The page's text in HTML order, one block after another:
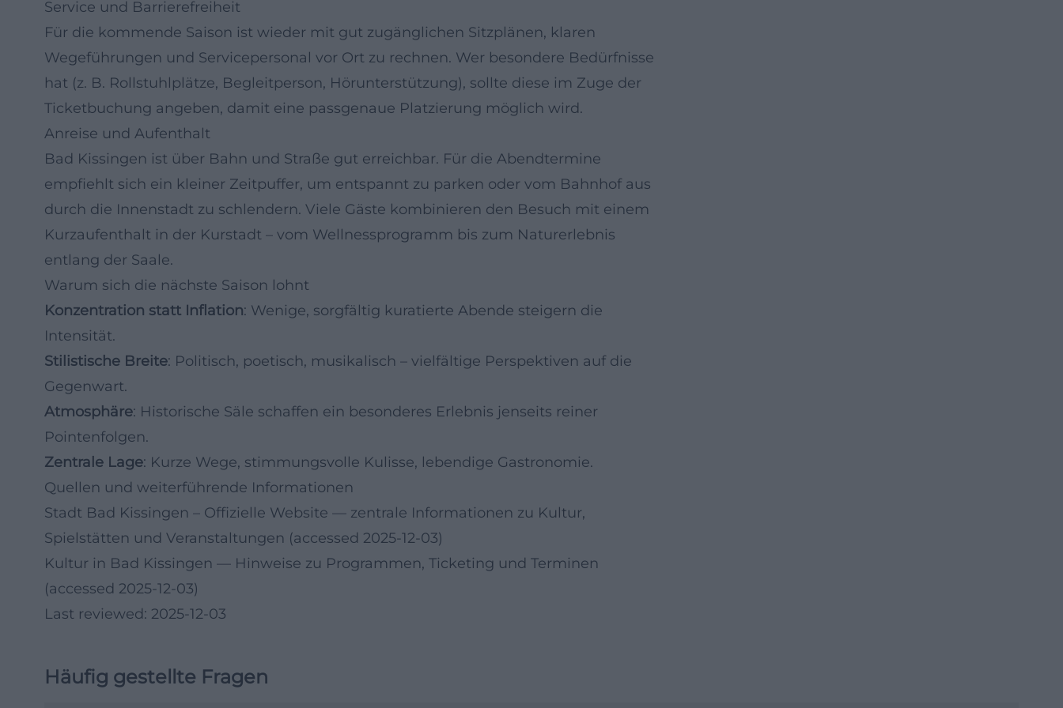
Service und Barrierefreiheit
Für die kommende Saison ist wieder mit gut zugänglichen Sitzplänen, klaren
Wegeführungen und Servicepersonal vor Ort zu rechnen. Wer besondere Bedürfnisse
hat (z. B. Rollstuhlplätze, Begleitperson, Hörunterstützung), sollte diese im Zuge der
Ticketbuchung angeben, damit eine passgenaue Platzierung möglich wird.
Anreise und Aufenthalt
Bad Kissingen ist über Bahn und Straße gut erreichbar. Für die Abendtermine
empfiehlt sich ein kleiner Zeitpuffer, um entspannt zu parken oder vom Bahnhof aus
durch die Innenstadt zu schlendern. Viele Gäste kombinieren den Besuch mit einem
Kurzaufenthalt in der Kurstadt – vom Wellnessprogramm bis zum Naturerlebnis
entlang der Saale.
Warum sich die nächste Saison lohnt
Konzentration statt Inflation: Wenige, sorgfältig kuratierte Abende steigern die
Intensität.
Stilistische Breite: Politisch, poetisch, musikalisch – vielfältige Perspektiven auf die
Gegenwart.
Atmosphäre: Historische Säle schaffen ein besonderes Erlebnis jenseits reiner
Pointenfolgen.
Zentrale Lage: Kurze Wege, stimmungsvolle Kulisse, lebendige Gastronomie.
Quellen und weiterführende Informationen
Stadt Bad Kissingen – Offizielle Website — zentrale Informationen zu Kultur,
Spielstätten und Veranstaltungen (accessed 2025-12-03)
Kultur in Bad Kissingen — Hinweise zu Programmen, Ticketing und Terminen
(accessed 2025-12-03)
Last reviewed: 2025-12-03
Häufig gestellte Fragen